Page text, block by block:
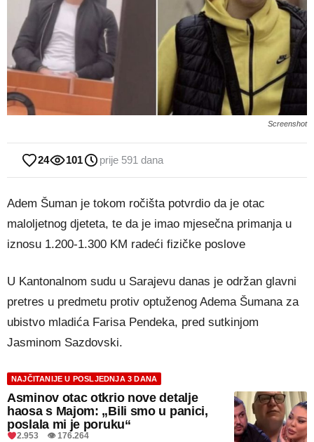
Screenshot
24 101 prije 591 dana
Adem Šuman je tokom ročišta potvrdio da je otac
maloljetnog djeteta, te da je imao mjesečna primanja u
iznosu 1.200-1.300 KM radeći fizičke poslove
U Kantonalnom sudu u Sarajevu danas je održan glavni
pretres u predmetu protiv optuženog Adema Šumana za
ubistvo mladića Farisa Pendeka, pred sutkinjom
Jasminom Sazdovski.
NAJČITANIJE U POSLJEDNJA 3 DANA
Asminov otac otkrio nove detalje
haosa s Majom: „Bili smo u panici,
poslala mi je poruku“
2.953 👁 176.264